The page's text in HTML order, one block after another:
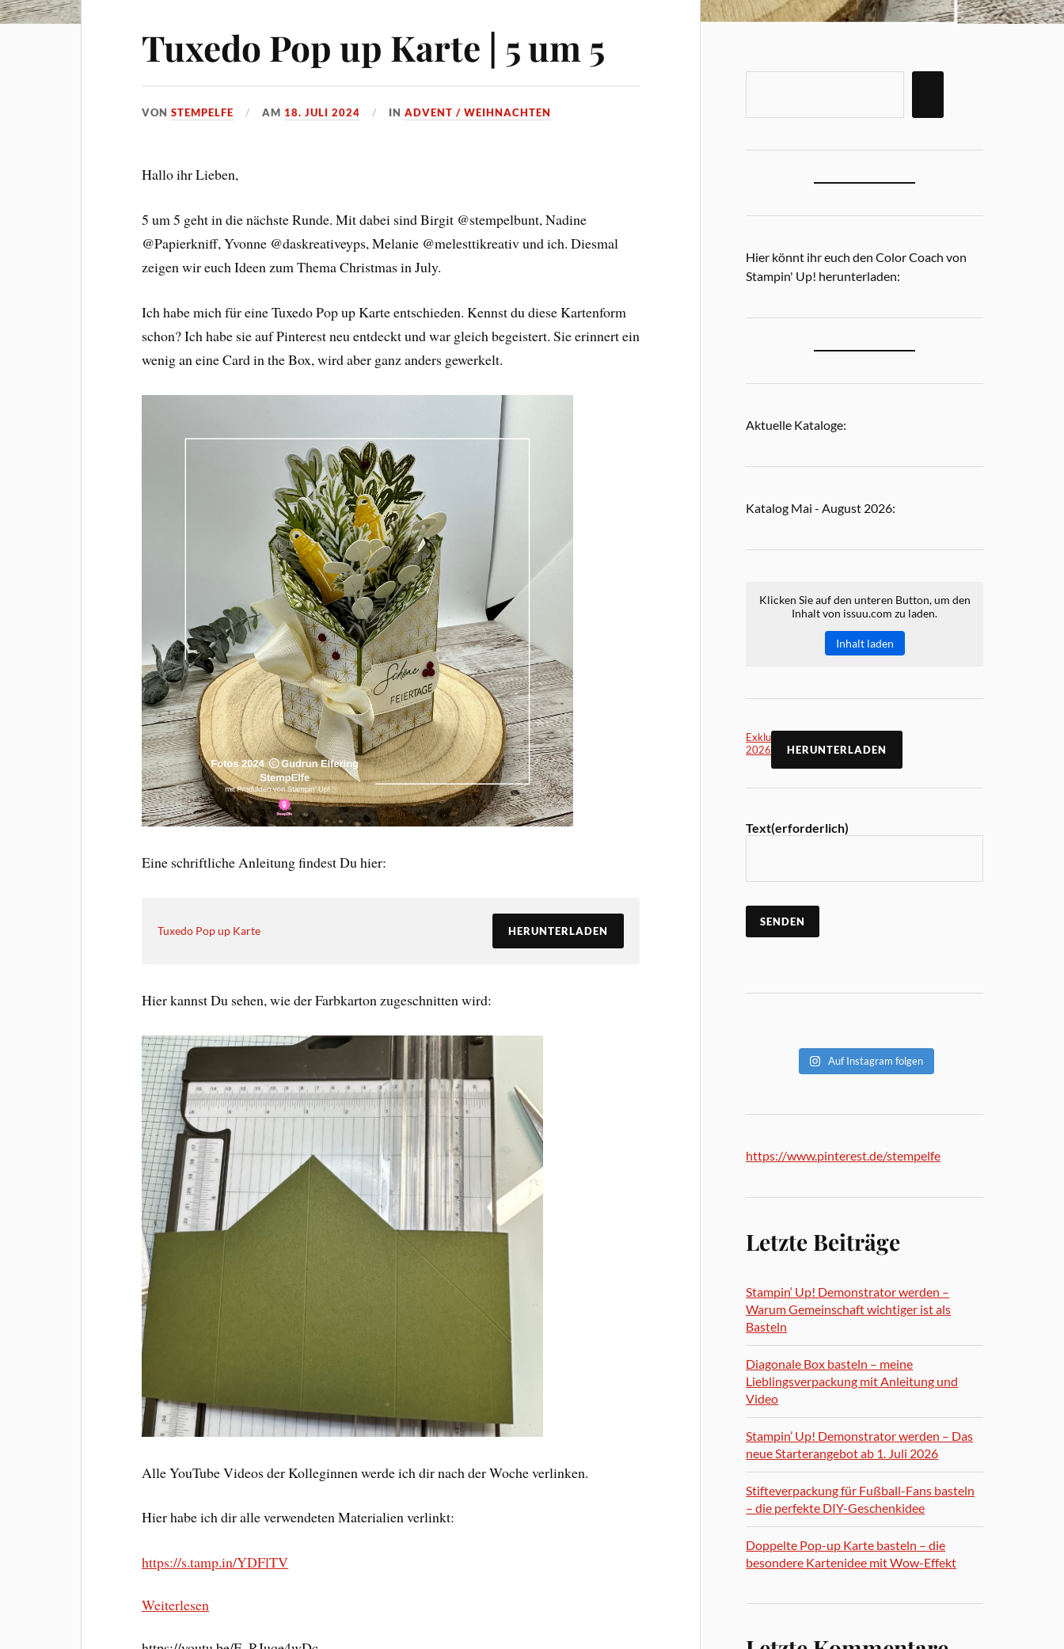
Tuxedo Pop up Karte | 5 um 5
VONSTEMPELFE AM 18. JULI 2024 INADVENT / WEIHNACHTEN
Hallo ihr Lieben,
5 um 5 geht in die nächste Runde. Mit dabei sind Birgit @stempelbunt, Nadine
@Papierkniff, Yvonne @daskreativeyps, Melanie @melesttikreativ und ich. Diesmal
zeigen wir euch Ideen zum Thema Christmas in July.
Ich habe mich für eine Tuxedo Pop up Karte entschieden. Kennst du diese Kartenform
schon? Ich habe sie auf Pinterest neu entdeckt und war gleich begeistert. Sie erinnert ein
wenig an eine Card in the Box, wird aber ganz anders gewerkelt.
Eine schriftliche Anleitung findest Du hier:
Tuxedo Pop up Karte HERUNTERLADEN
Hier kannst Du sehen, wie der Farbkarton zugeschnitten wird:
Alle YouTube Videos der Kolleginnen werde ich dir nach der Woche verlinken.
Hier habe ich dir alle verwendeten Materialien verlinkt:
https://s.tamp.in/YDFlTV
Weiterlesen
Hier könnt ihr euch den Color Coach von
Stampin' Up! herunterladen:
Aktuelle Kataloge:
Katalog Mai - August 2026:
Klicken Sie auf den unteren Button, um den
Inhalt von issuu.com zu laden.
Inhalt laden
Exklusiv Online Mai
2026
HERUNTERLADEN
Text(erforderlich)
SENDEN
Auf Instagram folgen
https://www.pinterest.de/stempelfe
Letzte Beiträge
Stampin‘ Up! Demonstrator werden –
Warum Gemeinschaft wichtiger ist als
Basteln
Diagonale Box basteln – meine
Lieblingsverpackung mit Anleitung und
Video
Stampin’ Up! Demonstrator werden – Das
neue Starterangebot ab 1. Juli 2026
Stifteverpackung für Fußball-Fans basteln
– die perfekte DIY-Geschenkidee
Doppelte Pop-up Karte basteln – die
besondere Kartenidee mit Wow-Effekt